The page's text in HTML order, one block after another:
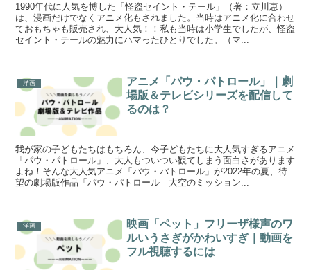
1990年代に人気を博した「怪盗セイント・テール」（著：立川恵）
は、漫画だけでなくアニメ化もされました。当時はアニメ化に合わせ
ておもちゃも販売され、大人気！！私も当時は小学生でしたが、怪盗
セイント・テールの魅力にハマったひとりでした。（マ...
洋画
アニメ「パウ・パトロール」｜劇
場版＆テレビシリーズを配信して
るのは？
我が家の子どもたちはもちろん、今子どもたちに大人気すぎるアニメ
「パウ・パトロール」、大人もついつい観てしまう面白さがあります
よね！そんな大人気アニメ「パウ・パトロール」が2022年の夏、待
望の劇場版作品「パウ・パトロール 大空のミッション...
洋画
映画「ペット」フリーザ様声のワ
ルいうさぎがかわいすぎ｜動画を
フル視聴するには